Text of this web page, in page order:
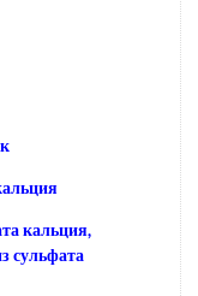
кальция,
сульфата